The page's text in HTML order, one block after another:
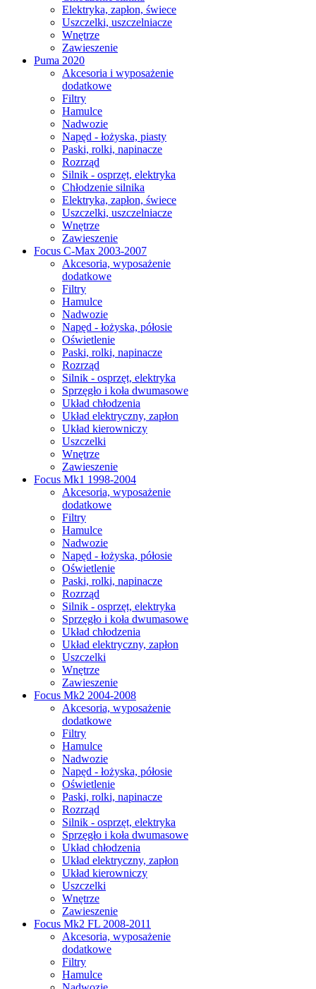
Elektryka, zapłon, świece
Uszczelki, uszczelniacze
Wnętrze
Zawieszenie
Puma 2020
Akcesoria i wyposażenie
dodatkowe
Filtry
Hamulce
Nadwozie
Napęd - łożyska, piasty
Paski, rolki, napinacze
Rozrząd
Silnik - osprzęt, elektryka
Chłodzenie silnika
Elektryka, zapłon, świece
Uszczelki, uszczelniacze
Wnętrze
Zawieszenie
Focus C-Max 2003-2007
Akcesoria, wyposażenie
dodatkowe
Filtry
Hamulce
Nadwozie
Napęd - łożyska, półosie
Oświetlenie
Paski, rolki, napinacze
Rozrząd
Silnik - osprzęt, elektryka
Sprzęgło i koła dwumasowe
Układ chłodzenia
Układ elektryczny, zapłon
Układ kierowniczy
Uszczelki
Wnętrze
Zawieszenie
Focus Mk1 1998-2004
Akcesoria, wyposażenie
dodatkowe
Filtry
Hamulce
Nadwozie
Napęd - łożyska, półosie
Oświetlenie
Paski, rolki, napinacze
Rozrząd
Silnik - osprzęt, elektryka
Sprzęgło i koła dwumasowe
Układ chłodzenia
Układ elektryczny, zapłon
Uszczelki
Wnętrze
Zawieszenie
Focus Mk2 2004-2008
Akcesoria, wyposażenie
dodatkowe
Filtry
Hamulce
Nadwozie
Napęd - łożyska, półosie
Oświetlenie
Paski, rolki, napinacze
Rozrząd
Silnik - osprzęt, elektryka
Sprzęgło i koła dwumasowe
Układ chłodzenia
Układ elektryczny, zapłon
Układ kierowniczy
Uszczelki
Wnętrze
Zawieszenie
Focus Mk2 FL 2008-2011
Akcesoria, wyposażenie
dodatkowe
Filtry
Hamulce